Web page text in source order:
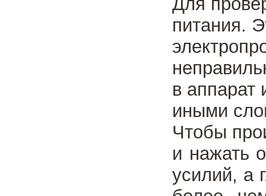
питания.
в аппарат
иными
Чтобы
и нажать
усилий, а